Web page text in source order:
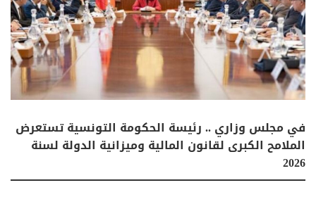
في مجلس وزاري .. رئيسة الحكومة التونسية تستعرض
الملامح الكبرى لقانون المالية وميزانية الدولة لسنة
2026